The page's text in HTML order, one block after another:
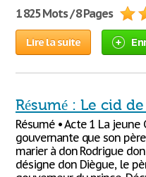
1 825 Mots / 8 Pages
Lire la suite
Résumé : Le cid
Résumé • Acte 1 La
gouvernante que son
marier à don Rodrigue
désigne don Diègue, le